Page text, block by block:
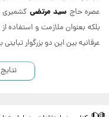
عصره حاج سید مرتضی کشمیری
بلکه بعنوان ملازمت و استفاده
عرفانیه بین این دو بزرگوار